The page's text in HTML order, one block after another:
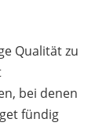
Farbe
ist ein
geben
ab. Nur
werden.
Qualität zu
bei denen
fündig